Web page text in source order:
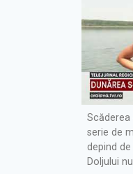
serie de
depind
Doljului